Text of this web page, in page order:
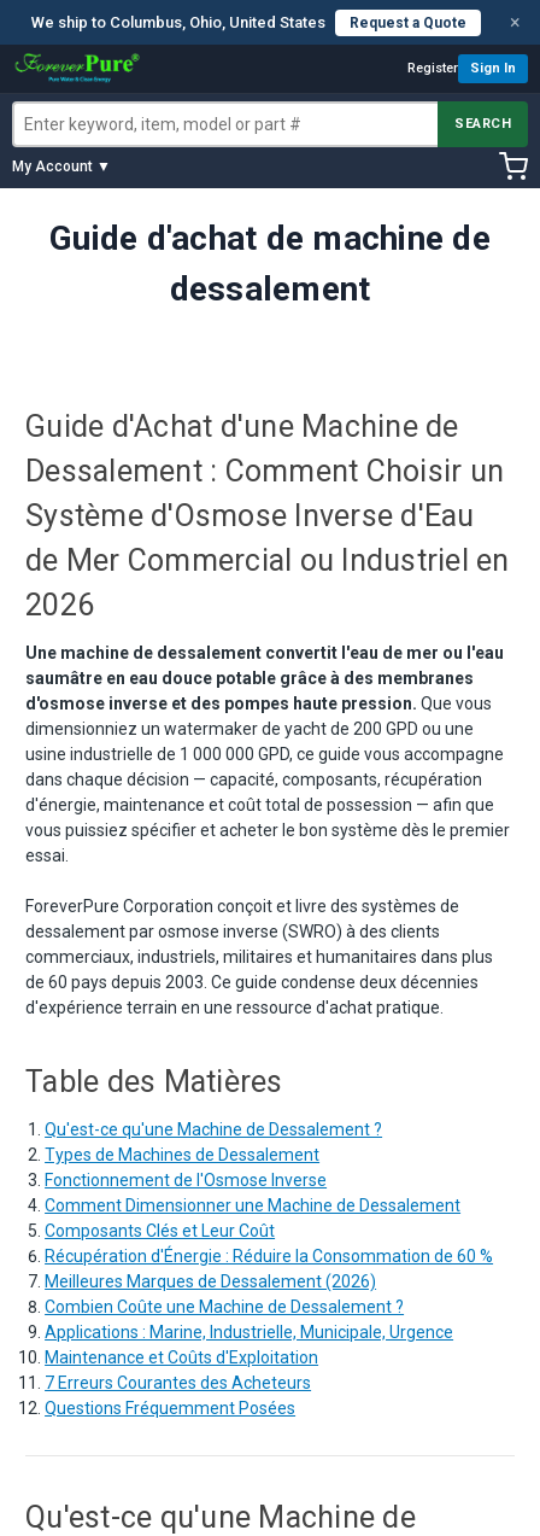
We ship to Columbus, Ohio, United States Request a Quote ×
Register Sign In
SEARCH
My Account ▼
Guide d'achat de machine de
dessalement
Guide d'Achat d'une Machine de
Dessalement : Comment Choisir un
Système d'Osmose Inverse d'Eau
de Mer Commercial ou Industriel en
2026
Une machine de dessalement convertit l'eau de mer ou l'eau
saumâtre en eau douce potable grâce à des membranes
d'osmose inverse et des pompes haute pression. Que vous
dimensionniez un watermaker de yacht de 200 GPD ou une
usine industrielle de 1 000 000 GPD, ce guide vous accompagne
dans chaque décision — capacité, composants, récupération
d'énergie, maintenance et coût total de possession — afin que
vous puissiez spécifier et acheter le bon système dès le premier
essai.
ForeverPure Corporation conçoit et livre des systèmes de
dessalement par osmose inverse (SWRO) à des clients
commerciaux, industriels, militaires et humanitaires dans plus
de 60 pays depuis 2003. Ce guide condense deux décennies
d'expérience terrain en une ressource d'achat pratique.
Table des Matières
Qu'est-ce qu'une Machine de Dessalement ?
Types de Machines de Dessalement
Fonctionnement de l'Osmose Inverse
Comment Dimensionner une Machine de Dessalement
Composants Clés et Leur Coût
Récupération d'Énergie : Réduire la Consommation de 60 %
Meilleures Marques de Dessalement (2026)
Combien Coûte une Machine de Dessalement ?
Applications : Marine, Industrielle, Municipale, Urgence
Maintenance et Coûts d'Exploitation
7 Erreurs Courantes des Acheteurs
Questions Fréquemment Posées
Qu'est-ce qu'une Machine de